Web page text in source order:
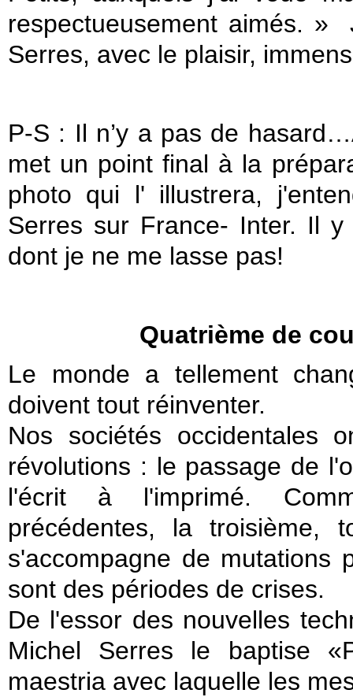
respectueusement aimés. »
Serres, avec le plaisir,
P-S : Il n’y a pas de
met un point final à la
photo qui l' illustrera,
Serres sur France- Inter. Il
dont je ne me lasse pas!
Quatrième de
Le monde a tellement
doivent tout réinventer.
Nos sociétés occidentales
révolutions : le passage de
l'écrit à l'imprimé.
précédentes, la troisième,
s'accompagne de mutations
sont des périodes de crises.
De l'essor des nouvelles
Michel Serres le baptise
maestria avec laquelle les